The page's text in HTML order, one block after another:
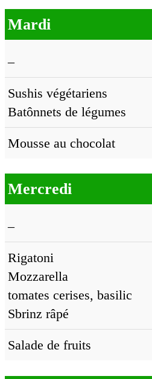
Mardi
–
Sushis végétariens
Batônnets de légumes
Mousse au chocolat
Mercredi
–
Rigatoni
Mozzarella
tomates cerises, basilic
Sbrinz râpé
Salade de fruits